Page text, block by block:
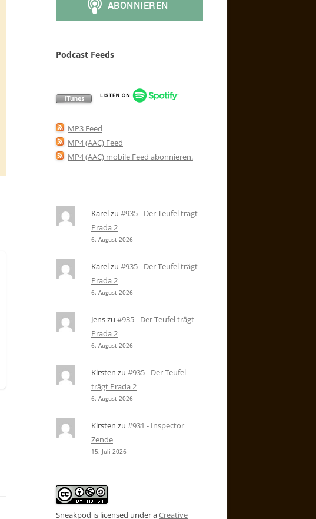
Podcast Feeds
MP3 Feed
MP4 (AAC) Feed
MP4 (AAC) mobile Feed abonnieren.
Karelzu #935 - Der Teufel trägt
Prada 2
6. August 2026
Karelzu #935 - Der Teufel trägt
Prada 2
6. August 2026
Jenszu #935 - Der Teufel trägt
Prada 2
6. August 2026
Kirsten zu #935 - Der Teufel
trägt Prada 2
6. August 2026
Kirsten zu #931 - Inspector
Zende
15. Juli 2026
Sneakpod is licensed under aCreative